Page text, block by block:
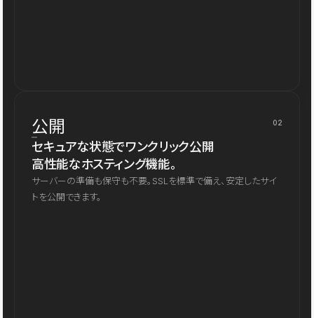
公開 02
セキュアな状態でワンクリック公開
高性能なホスティング機能。
サーバーの準備も保守も不要。SSLを標準で備え、安定したサイ
トを公開できます。